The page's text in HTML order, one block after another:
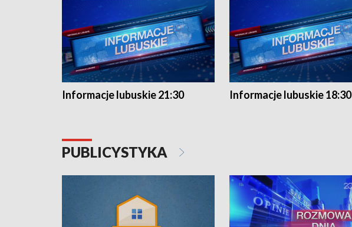
Informacje lubuskie 21:30 Informacje lubuskie 18:30
PUBLICYSTYKA